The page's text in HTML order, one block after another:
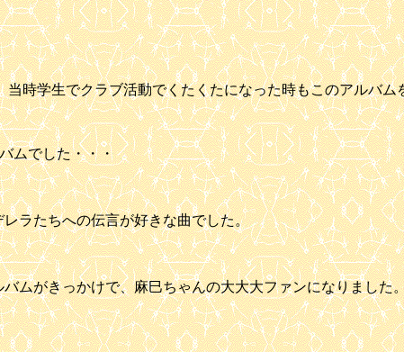
時学生でクラブ活動でくたくたになった時もこのアルバ
ムでした・・・
ラたちへの伝言が好きな曲でした。
ムがきっかけで、麻巳ちゃんの大大大ファンになりまし